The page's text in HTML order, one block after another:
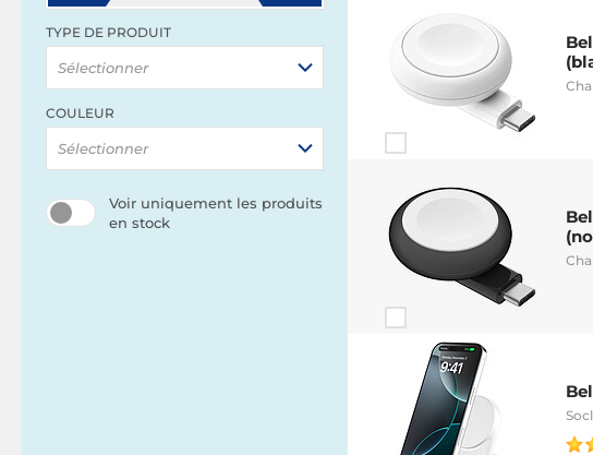
TYPE DE PRODUIT
Sélectionner
COULEUR
Sélectionner
Voir uniquement les produits
en stock